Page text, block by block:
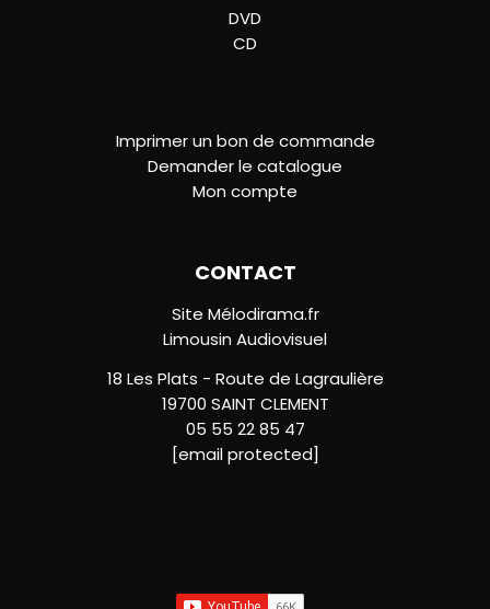
DVD
CD
Imprimer un bon de commande
Demander le catalogue
Mon compte
CONTACT
Site Mélodirama.fr
Limousin Audiovisuel
18 Les Plats - Route de Lagraulière
19700 SAINT CLEMENT
05 55 22 85 47
[email protected]